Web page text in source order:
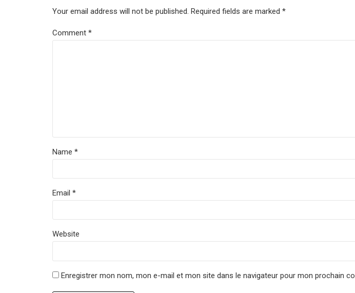
Your email address will not be published. Required fields are marked *
Comment *
Name *
Email *
Website
Enregistrer mon nom, mon e-mail et mon site dans le navigateur pour mon prochain